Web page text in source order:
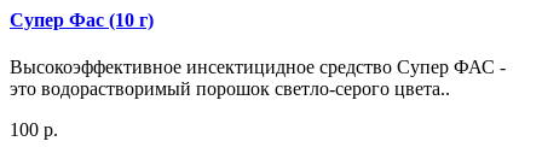
Супер Фас (10 г)
Высокоэффективное инсектицидное средство Супер ФАС -
это водорастворимый порошок светло-серого цвета..
100 р.